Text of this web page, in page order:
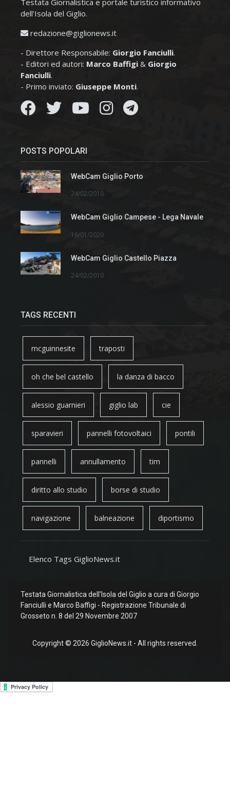
Testata Giornalistica e portale turistico informativo
dell'Isola del Giglio.
redazione@giglionews.it
- Direttore Responsabile: Giorgio Fanciulli.
- Editori ed autori: Marco Baffigi & Giorgio
Fanciulli.
- Primo inviato: Giuseppe Monti.
POSTS POPOLARI
WebCam Giglio Porto
24/02/2010
WebCam Giglio Campese - Lega Navale
16/01/2020
WebCam Giglio Castello Piazza
24/02/2010
TAGS RECENTI
mcguinnesite traposti
oh che bel castello la danza di bacco
alessio guarnieri giglio lab cie
sparavieri pannelli fotovoltaici pontili
pannelli annullamento tim
diritto allo studio borse di studio
navigazione balneazione diportismo
Elenco Tags GiglioNews.it
Testata Giornalistica dell'Isola del Giglio a cura di Giorgio
Fanciulli e Marco Baffigi - Registrazione Tribunale di
Grosseto n. 8 del 29 Novembre 2007
Copyright © 2026 GiglioNews.it - All rights reserved.